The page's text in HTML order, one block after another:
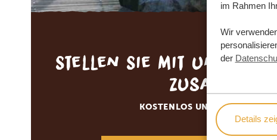
im Rahmen
Wir
der
Details
Stellen Sie mit uns Ihre
zusammen
KOSTENLOS UND